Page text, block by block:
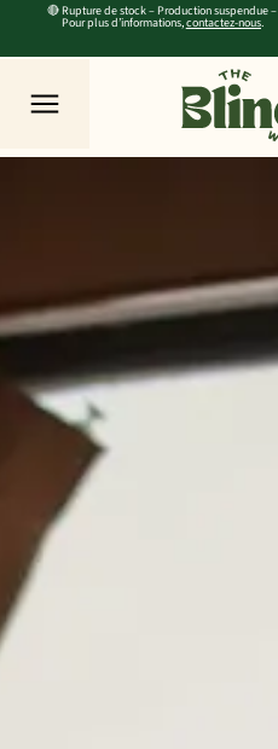
🔴 Rupture de stock – Production suspendue –
Pour plus d’informations,contactez-nous.